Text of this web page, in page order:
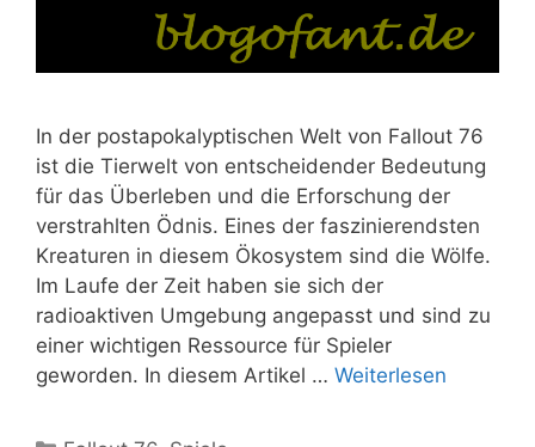
In der postapokalyptischen Welt von Fallout 76
ist die Tierwelt von entscheidender Bedeutung
für das Überleben und die Erforschung der
verstrahlten Ödnis. Eines der faszinierendsten
Kreaturen in diesem Ökosystem sind die Wölfe.
Im Laufe der Zeit haben sie sich der
radioaktiven Umgebung angepasst und sind zu
einer wichtigen Ressource für Spieler
geworden. In diesem Artikel … Weiterlesen